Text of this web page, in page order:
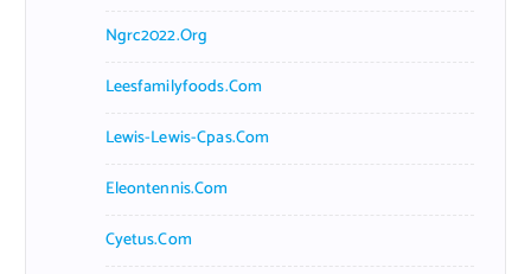
Ngrc2022.org
Leesfamilyfoods.com
Lewis-Lewis-Cpas.com
Eleontennis.com
Cyetus.com